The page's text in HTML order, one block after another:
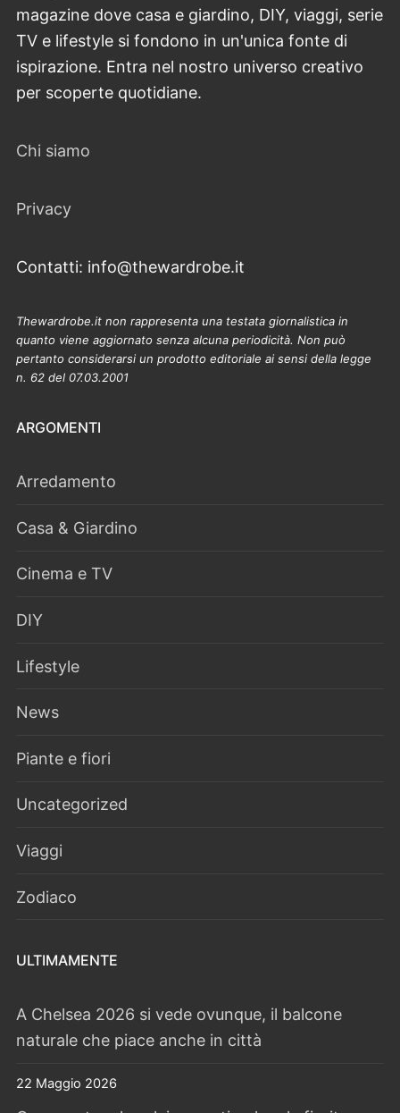
magazine dove casa e giardino, DIY, viaggi, serie
TV e lifestyle si fondono in un'unica fonte di
ispirazione. Entra nel nostro universo creativo
per scoperte quotidiane.
Chi siamo
Privacy
Contatti: info@thewardrobe.it
Thewardrobe.it non rappresenta una testata giornalistica in
quanto viene aggiornato senza alcuna periodicità. Non può
pertanto considerarsi un prodotto editoriale ai sensi della legge
n. 62 del 07.03.2001
ARGOMENTI
Arredamento
Casa & Giardino
Cinema e TV
DIY
Lifestyle
News
Piante e fiori
Uncategorized
Viaggi
Zodiaco
ULTIMAMENTE
A Chelsea 2026 si vede ovunque, il balcone
naturale che piace anche in città
22 Maggio 2026